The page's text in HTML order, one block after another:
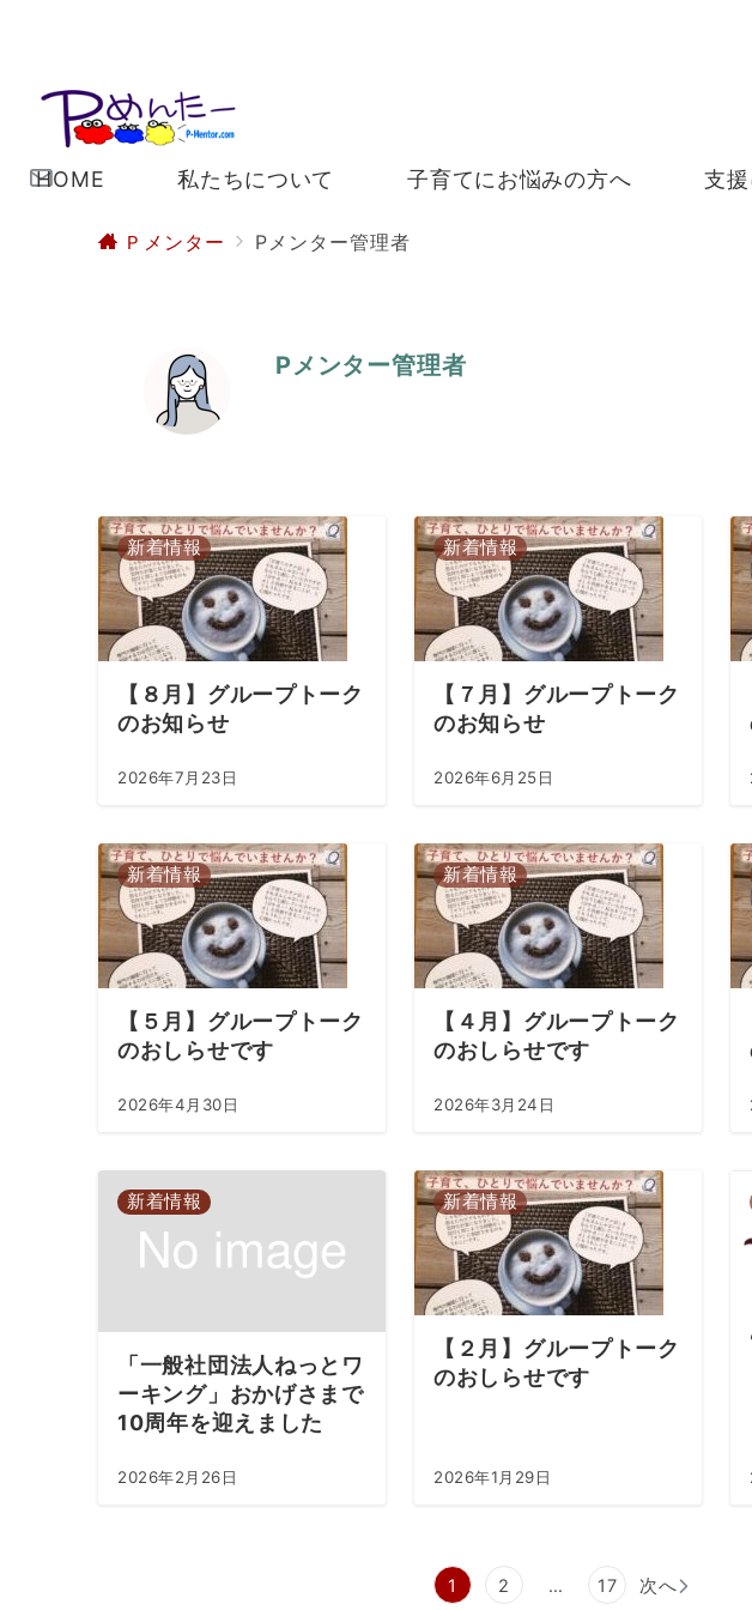
HOME 私たちについて 子育てにお悩みの方へ 支
Ｐメンター Pメンター管理者
Pメンター管理者
新着情報
【８月】グループトーク
のお知らせ
2026年7月23日
新着情報
【７月】グループトーク
のお知らせ
2026年6月25日
新着情報
【５月】グループトーク
のおしらせです
2026年4月30日
新着情報
【４月】グループトーク
のおしらせです
2026年3月24日
新着情報
「一般社団法人ねっとワ
ーキング」おかげさまで
10周年を迎えました
2026年2月26日
新着情報
【２月】グループトーク
のおしらせです
2026年1月29日
1 2 … 17 次へ